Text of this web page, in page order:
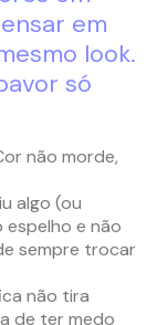
em
look.
só
não morde,
algo (ou
espelho e não
sempre trocar
não tira
de ter medo